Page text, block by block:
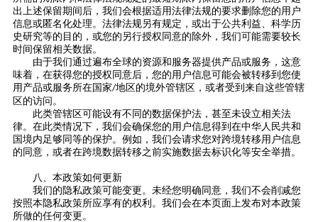
出上述保留期间后，我们会根据适用法律法规的要求删除您的用户
信息或匿名化处理。法律法规另有规定，或出于公共利益、科学历
史研究等的目的，或您的另行授权同意的除外，我们可能需要较长
时间保留相关数据。
由于我们通过遍布全球的资源和服务器提供产品或服务，这意
味着，在获得您的授权同意后，您的用户信息可能会被转移到您使
用产品或服务所在国家/地区的境外管辖区，或者受到来自这些管辖
区的访问。
此类管辖区可能设有不同的数据保护法，甚至未设立相关法
律。在此类情况下，我们会确保您的用户信息得到在中华人民共和
国境内足够同等的保护。例如，我们会请求您对跨境转移用户信息
的同意，或者在跨境数据转移之前实施数据去标识化等安全举措。
八、本政策如何更新
我们的隐私政策可能变更。未经您明确同意，我们不会削减您
按照本隐私政策所应享有的权利。我们会在本页面上发布对本政策
所做的任何变更。